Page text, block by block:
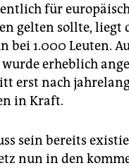
für
gelten sollte, liegt
bei 1.000 Leuten.
erheblich
erst nach
in Kraft.
sein bereits
nun in den